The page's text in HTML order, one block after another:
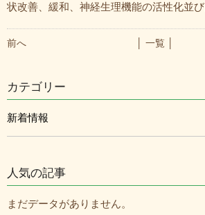
状改善、緩和、神経生理機能の活性化並
前へ │ 一覧 │
カテゴリー
新着情報
人気の記事
まだデータがありません。